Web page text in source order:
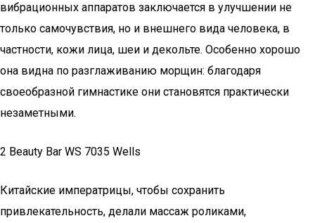
вибрационных аппаратов заключается в улучшении не
только самочувствия, но и внешнего вида человека, в
частности, кожи лица, шеи и декольте. Особенно хорошо
она видна по разглаживанию морщин: благодаря
своеобразной гимнастике они становятся практически
незаметными.
2 Beauty Bar WS 7035 Wells
Китайские императрицы, чтобы сохранить
привлекательность, делали массаж роликами,